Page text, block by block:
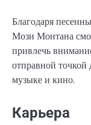
Благодаря
Мози Монтана
привлечь
отправной
музыке и кино.
Карьера